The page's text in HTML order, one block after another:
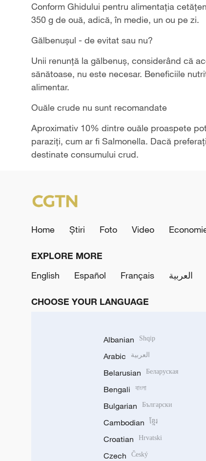
Conform Ghidului pentru alimentația
350 g de ouă, adică, în medie, un ou pe zi.
Gălbenușul - de evitat sau nu?
Unii renunță la gălbenuș, considerând că
sănătoase, nu este necesar. Beneficiile
alimentar.
Ouăle crude nu sunt recomandate
Aproximativ 10% dintre ouăle proaspete
paraziți, cum ar fi Salmonella. Dacă
destinate consumului crud.
Home Știri Foto Video
EXPLORE MORE
English
Español Français العربية
CHOOSE YOUR LANGUAGE
Albanian Shqip
Arabic العربية
Belarusian Беларуская
Bengali বাংলা
Bulgarian Български
Cambodian ខ្មែរ
Croatian Hrvatski
Czech Český